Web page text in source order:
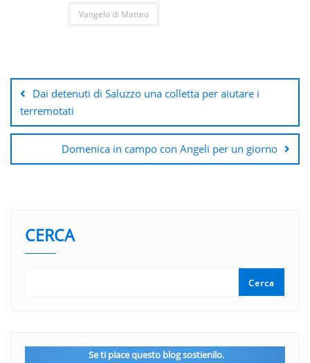
Vangelo di Matteo
articoli
Dai detenuti di Saluzzo una colletta per aiutare i
terremotati
Domenica in campo con Angeli per un giorno
CERCA
Cerca
Se ti piace questo blog sostienilo.